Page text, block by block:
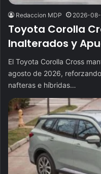
Redaccion MDP 2026-
Toyota Corolla
Inalterados y
El Toyota Corolla Cross
agosto de 2026,
nafteras e híbridas…